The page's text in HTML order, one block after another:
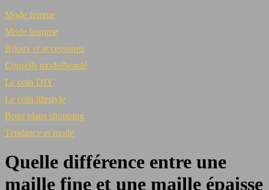
Mode femme
Mode homme
Bijoux et accessoires
Conseils mode/beauté
Le coin DIY
Le coin lifestyle
Bons plans shopping
Tendance et mode
Quelle différence entre une
maille fine et une maille épaisse